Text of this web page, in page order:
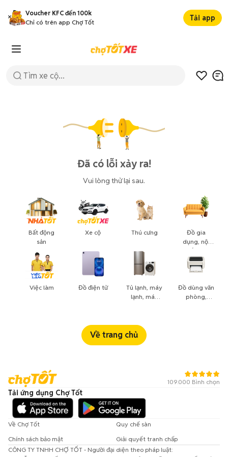
Voucher KFC đến 100k
Chỉ có trên app Chợ Tốt
Tải app
Đã có lỗi xảy ra!
Vui lòng thử lại sau.
Bất động
sản
Việc làm
Xe cộ
Đồ điện tử
Thú cưng
Tủ lạnh, máy
lạnh, máy
Đồ gia
dụng, nội
thất, cây
cảnh
Đồ dùng văn
phòng,
Về trang chủ
109.000 Bình chọn
Tải ứng dụng Chợ Tốt
Về Chợ Tốt
Quy chế sàn
Chính sách bảo mật
Giải quyết tranh chấp
CÔNG TY TNHH CHỢ TỐT - Người đại diện theo pháp luật: